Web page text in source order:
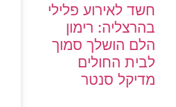
חשד לאירוע פלילי
בהרצליה: רימון
הלם הושלך סמוך
לבית החולים
מדיקל סנטר